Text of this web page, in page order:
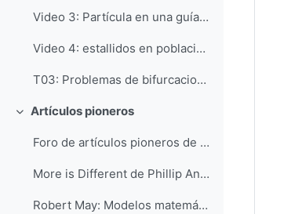
Video 3: Partícula en una guía vertical giratoria (Steven Strogatz)
Video 4: estallidos en poblaciones de insectos (Steven Strogatz)
T03: Problemas de bifurcaciones
Colapsar
Artículos pioneros
Foro de artículos pioneros de Física nolineal
More is Different de Phillip Anderson (1)
Robert May: Modelos matemáticos simples con dinámica compleja (2)